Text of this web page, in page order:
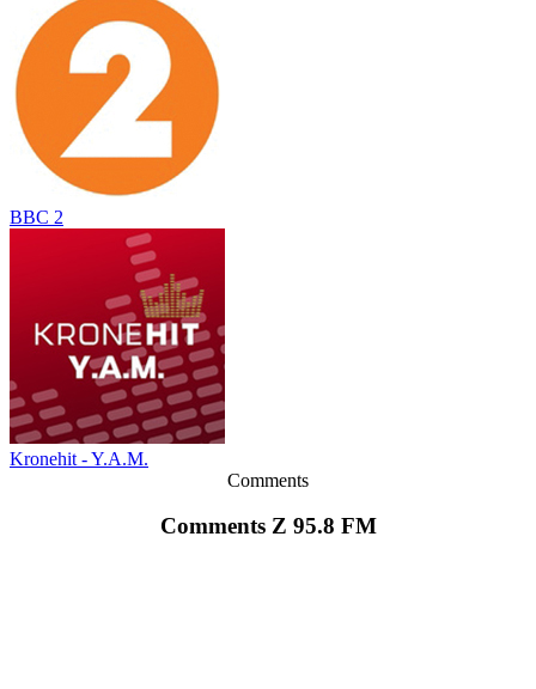
BBC 2
Kronehit - Y.A.M.
Comments
Comments Z 95.8 FM